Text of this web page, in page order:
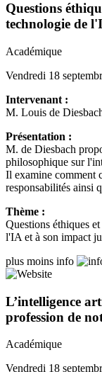
Questions
technologie de
Académique
Vendredi 18
Intervenant :
M. Louis de
Présentation :
M. de Diesbach
philosophique sur
Il examine comment
responsabilités ainsi
Thème :
Questions éthiques
l'IA et à son impact
plus moins info
L’intelligence
profession de
Académique
Vendredi 18